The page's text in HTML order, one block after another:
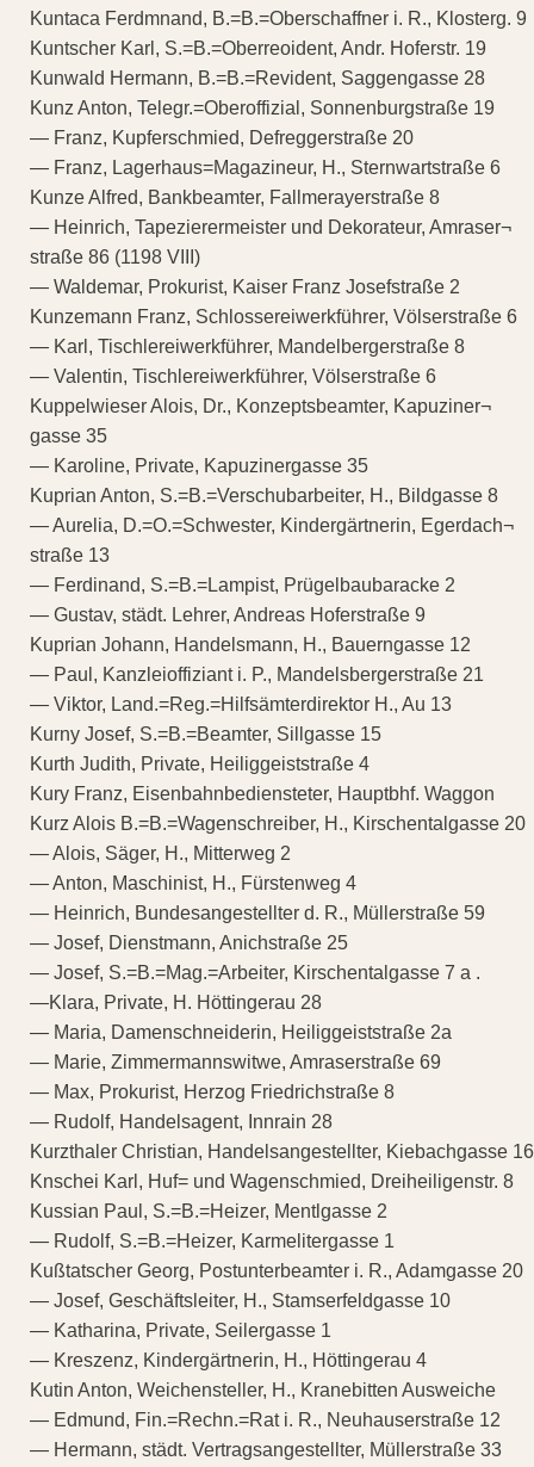
Kuntaca Ferdmnand, B.=B.=Oberschaffner i. R., Klosterg. 9
Kuntscher Karl, S.=B.=Oberreoident, Andr. Hoferstr. 19
Kunwald Hermann, B.=B.=Revident, Saggengasse 28
Kunz Anton, Telegr.=Oberoffizial, Sonnenburgstraße 19
— Franz, Kupferschmied, Defreggerstraße 20
— Franz, Lagerhaus=Magazineur, H., Sternwartstraße 6
Kunze Alfred, Bankbeamter, Fallmerayerstraße 8
— Heinrich, Tapezierermeister und Dekorateur, Amraser¬
straße 86 (1198 VIII)
— Waldemar, Prokurist, Kaiser Franz Josefstraße 2
Kunzemann Franz, Schlossereiwerkführer, Völserstraße 6
— Karl, Tischlereiwerkführer, Mandelbergerstraße 8
— Valentin, Tischlereiwerkführer, Völserstraße 6
Kuppelwieser Alois, Dr., Konzeptsbeamter, Kapuziner¬
gasse 35
— Karoline, Private, Kapuzinergasse 35
Kuprian Anton, S.=B.=Verschubarbeiter, H., Bildgasse 8
— Aurelia, D.=O.=Schwester, Kindergärtnerin, Egerdach¬
straße 13
— Ferdinand, S.=B.=Lampist, Prügelbaubaracke 2
— Gustav, städt. Lehrer, Andreas Hoferstraße 9
Kuprian Johann, Handelsmann, H., Bauerngasse 12
— Paul, Kanzleioffiziant i. P., Mandelsbergerstraße 21
— Viktor, Land.=Reg.=Hilfsämterdirektor H., Au 13
Kurny Josef, S.=B.=Beamter, Sillgasse 15
Kurth Judith, Private, Heiliggeiststraße 4
Kury Franz, Eisenbahnbediensteter, Hauptbhf. Waggon
Kurz Alois B.=B.=Wagenschreiber, H., Kirschentalgasse 20
— Alois, Säger, H., Mitterweg 2
— Anton, Maschinist, H., Fürstenweg 4
— Heinrich, Bundesangestellter d. R., Müllerstraße 59
— Josef, Dienstmann, Anichstraße 25
— Josef, S.=B.=Mag.=Arbeiter, Kirschentalgasse 7 a .
—Klara, Private, H. Höttingerau 28
— Maria, Damenschneiderin, Heiliggeiststraße 2a
— Marie, Zimmermannswitwe, Amraserstraße 69
— Max, Prokurist, Herzog Friedrichstraße 8
— Rudolf, Handelsagent, Innrain 28
Kurzthaler Christian, Handelsangestellter, Kiebachgasse 16
Knschei Karl, Huf= und Wagenschmied, Dreiheiligenstr. 8
Kussian Paul, S.=B.=Heizer, Mentlgasse 2
— Rudolf, S.=B.=Heizer, Karmelitergasse 1
Kußtatscher Georg, Postunterbeamter i. R., Adamgasse 20
— Josef, Geschäftsleiter, H., Stamserfeldgasse 10
— Katharina, Private, Seilergasse 1
— Kreszenz, Kindergärtnerin, H., Höttingerau 4
Kutin Anton, Weichensteller, H., Kranebitten Ausweiche
— Edmund, Fin.=Rechn.=Rat i. R., Neuhauserstraße 12
— Hermann, städt. Vertragsangestellter, Müllerstraße 33